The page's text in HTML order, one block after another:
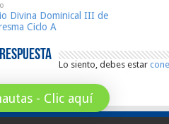
Divina Dominical III de
Ciclo A
Lo siento, debes estar
- Clic aquí